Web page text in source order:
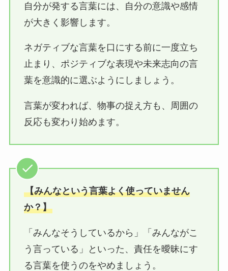
自分が発する言葉には、自分の意識や感情
が大きく影響します。
ネガティブな言葉を口にする前に一度立ち
止まり、ポジティブな表現や未来志向の言
葉を意識的に選ぶようにしましょう。
言葉が変われば、物事の捉え方も、周囲の
反応も変わり始めます。
【みんなという言葉よく使っていません
か？】
「みんなそうしているから」「みんながこ
う言っている」といった、責任を曖昧にす
る言葉を使うのをやめましょう。